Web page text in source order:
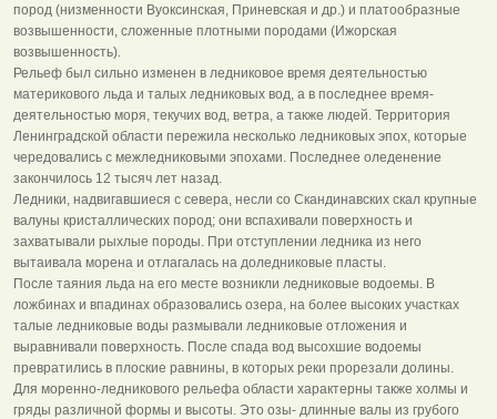
пород (низменности Вуоксинская, Приневская и др.) и платообразные
возвышенности, сложенные плотными породами (Ижорская
возвышенность).
Рельеф был сильно изменен в ледниковое время деятельностью
материкового льда и талых ледниковых вод, а в последнее время-
деятельностью моря, текучих вод, ветра, а также людей. Территория
Ленинградской области пережила несколько ледниковых эпох, которые
чередовались с межледниковыми эпохами. Последнее оледенение
закончилось 12 тысяч лет назад.
Ледники, надвигавшиеся с севера, несли со Скандинавских скал крупные
валуны кристаллических пород; они вспахивали поверхность и
захватывали рыхлые породы. При отступлении ледника из него
вытаивала морена и отлагалась на доледниковые пласты.
После таяния льда на его месте возникли ледниковые водоемы. В
ложбинах и впадинах образовались озера, на более высоких участках
талые ледниковые воды размывали ледниковые отложения и
выравнивали поверхность. После спада вод высохшие водоемы
превратились в плоские равнины, в которых реки прорезали долины.
Для моренно-ледникового рельефа области характерны также холмы и
гряды различной формы и высоты. Это озы- длинные валы из грубого